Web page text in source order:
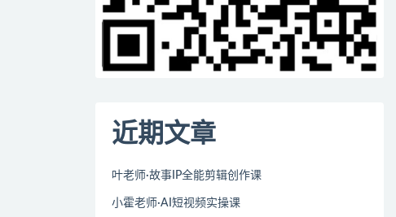
近期文章
叶老师·故事IP全能剪辑创作课
小霍老师·AI短视频实操课